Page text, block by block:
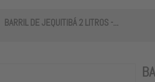
BARRIL DE JEQUITIBÁ 2 LITROS -...